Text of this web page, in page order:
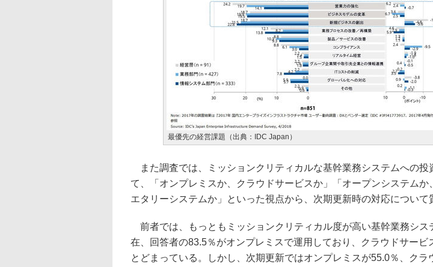
最優先の経営課題（出典：IDC Japan）
また調査では、ミッションクリティカルな基幹業務システムへの投
て、「オンプレミスか、クラウドサービスか」「オープンシステムか
エタリーシステムか」といった視点から、次期更新時の対応について
前者では、もっともミッションクリティカル度が高い基幹業務シス
在、回答者の83.5％がオンプレミスで運用しており、クラウドサービ
とどまっている。しかし、次期更新ではオンプレミスが55.0％、クラ